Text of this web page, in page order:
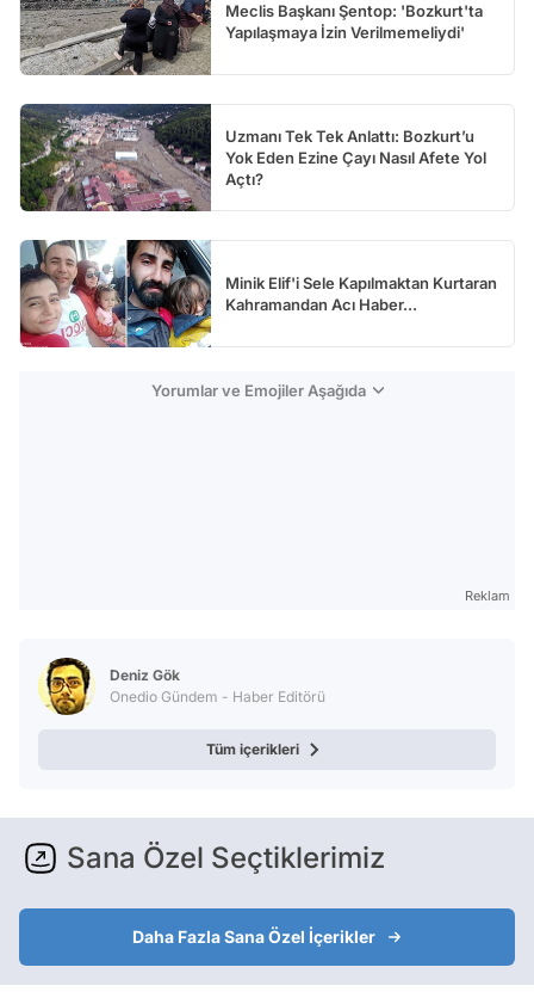
Meclis Başkanı Şentop: 'Bozkurt'ta
Yapılaşmaya İzin Verilmemeliydi'
Uzmanı Tek Tek Anlattı: Bozkurt’u
Yok Eden Ezine Çayı Nasıl Afete Yol
Açtı?
Minik Elif'i Sele Kapılmaktan Kurtaran
Kahramandan Acı Haber...
Yorumlar ve Emojiler Aşağıda
Reklam
Deniz Gök
Onedio Gündem - Haber Editörü
Tüm içerikleri
Sana Özel Seçtiklerimiz
Daha Fazla Sana Özel İçerikler